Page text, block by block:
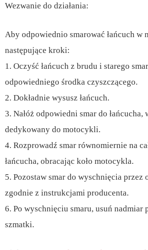
Wezwanie do działania:
Aby odpowiednio smarować łańcuch w
następujące kroki:
1. Oczyść łańcuch z brudu i starego
odpowiedniego środka czyszczącego.
2. Dokładnie wysusz łańcuch.
3. Nałóż odpowiedni smar do łańcucha,
dedykowany do motocykli.
4. Rozprowadź smar równomiernie na
łańcucha, obracając koło motocykla.
5. Pozostaw smar do wyschnięcia przez
zgodnie z instrukcjami producenta.
6. Po wyschnięciu smaru, usuń nadmiar
szmatki.